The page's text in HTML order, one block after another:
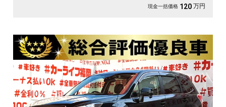
現金一括価格 120 万円